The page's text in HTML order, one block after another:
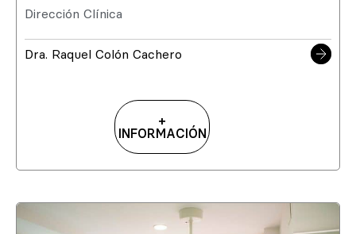
Dirección Clínica
Dra. Raquel Colón Cachero
+
INFORMACIÓN